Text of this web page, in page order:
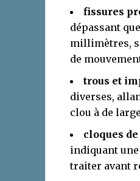
fissures
dépassant
millimètres,
de
trous et
diverses,
clou à de
cloques
indiquant
traiter avant